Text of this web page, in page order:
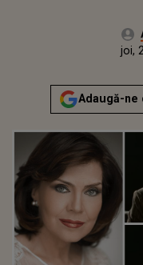
joi, 24 octombrie 2024joi,
Adaugă-ne